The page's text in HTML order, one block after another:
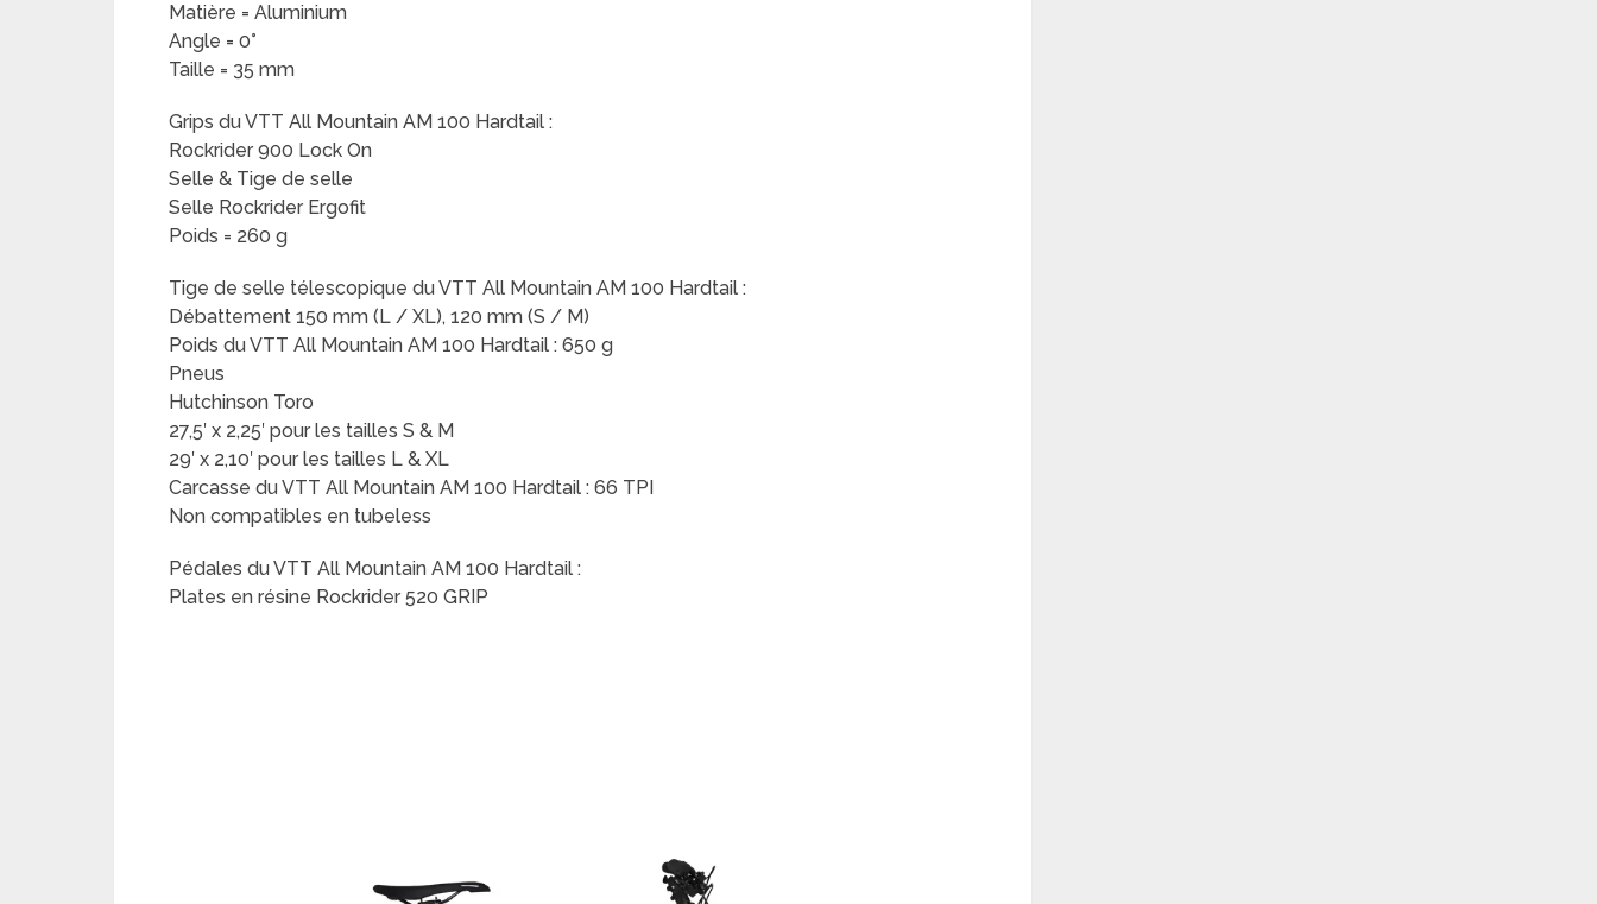
Matière = Aluminium
Angle = 0°
Taille = 35 mm
Grips du VTT All Mountain AM 100 Hardtail :
Rockrider 900 Lock On
Selle & Tige de selle
Selle Rockrider Ergofit
Poids = 260 g
Tige de selle télescopique du VTT All Mountain AM 100 Hardtail :
Débattement 150 mm (L / XL), 120 mm (S / M)
Poids du VTT All Mountain AM 100 Hardtail : 650 g
Pneus
Hutchinson Toro
27,5′ x 2,25′ pour les tailles S & M
29′ x 2,10′ pour les tailles L & XL
Carcasse du VTT All Mountain AM 100 Hardtail : 66 TPI
Non compatibles en tubeless
Pédales du VTT All Mountain AM 100 Hardtail :
Plates en résine Rockrider 520 GRIP